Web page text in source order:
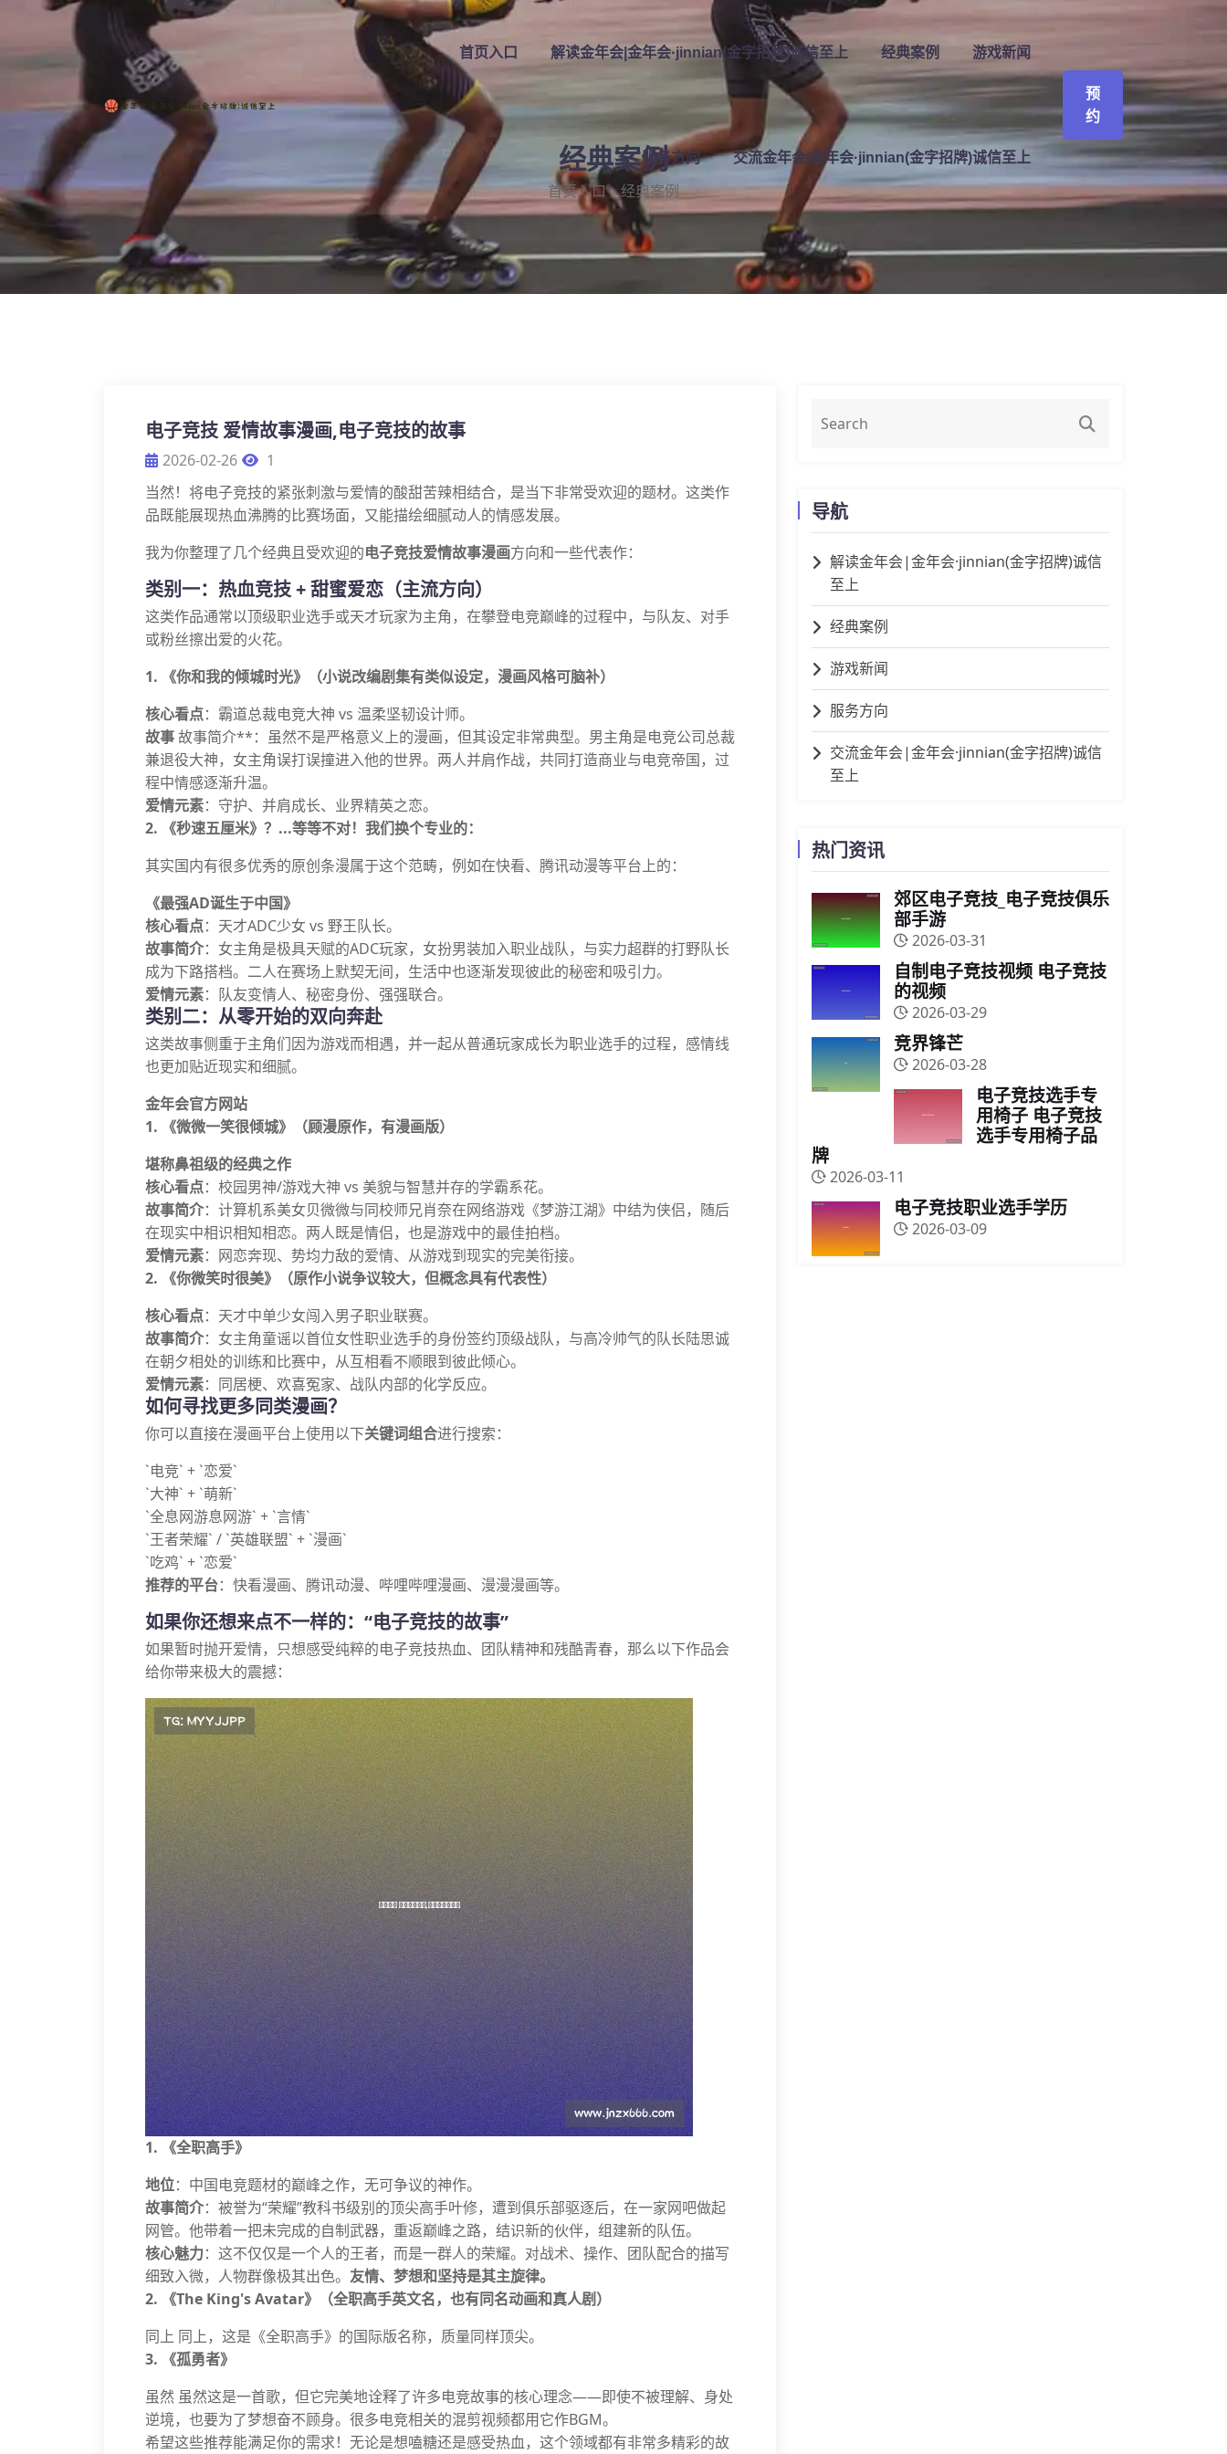
首页入口 解读金年会|金年会·jinnian(金字招牌)诚信至上 经典案例 游戏新闻
服务方向 交流金年会|金年会·jinnian(金字招牌)诚信至上
预
约
经典案例
首页入口 经典案例
电子竞技 爱情故事漫画,电子竞技的故事
2026-02-26
1
当然！将电子竞技的紧张刺激与爱情的酸甜苦辣相结合，是当下非常受欢迎的题材。这类作
品既能展现热血沸腾的比赛场面，又能描绘细腻动人的情感发展。
我为你整理了几个经典且受欢迎的电子竞技爱情故事漫画方向和一些代表作：
类别一：热血竞技 + 甜蜜爱恋（主流方向）
这类作品通常以顶级职业选手或天才玩家为主角，在攀登电竞巅峰的过程中，与队友、对手
或粉丝擦出爱的火花。
1. 《你和我的倾城时光》（小说改编剧集有类似设定，漫画风格可脑补）
核心看点：霸道总裁电竞大神 vs 温柔坚韧设计师。
故事故事简介**：虽然不是严格意义上的漫画，但其设定非常典型。男主角是电竞公司总裁
兼退役大神，女主角误打误撞进入他的世界。两人并肩作战，共同打造商业与电竞帝国，过
程中情感逐渐升温。
爱情元素：守护、并肩成长、业界精英之恋。
2. 《秒速五厘米》？...等等不对！我们换个专业的：
其实国内有很多优秀的原创条漫属于这个范畴，例如在快看、腾讯动漫等平台上的：
《最强AD诞生于中国》
核心看点：天才ADC少女 vs 野王队长。
故事简介：女主角是极具天赋的ADC玩家，女扮男装加入职业战队，与实力超群的打野队长
成为下路搭档。二人在赛场上默契无间，生活中也逐渐发现彼此的秘密和吸引力。
爱情元素：队友变情人、秘密身份、强强联合。
类别二：从零开始的双向奔赴
这类故事侧重于主角们因为游戏而相遇，并一起从普通玩家成长为职业选手的过程，感情线
也更加贴近现实和细腻。
金年会官方网站
1. 《微微一笑很倾城》（顾漫原作，有漫画版）
堪称鼻祖级的经典之作
核心看点：校园男神/游戏大神 vs 美貌与智慧并存的学霸系花。
故事简介：计算机系美女贝微微与同校师兄肖奈在网络游戏《梦游江湖》中结为侠侣，随后
在现实中相识相知相恋。两人既是情侣，也是游戏中的最佳拍档。
爱情元素：网恋奔现、势均力敌的爱情、从游戏到现实的完美衔接。
2. 《你微笑时很美》（原作小说争议较大，但概念具有代表性）
核心看点：天才中单少女闯入男子职业联赛。
故事简介：女主角童谣以首位女性职业选手的身份签约顶级战队，与高冷帅气的队长陆思诚
在朝夕相处的训练和比赛中，从互相看不顺眼到彼此倾心。
爱情元素：同居梗、欢喜冤家、战队内部的化学反应。
如何寻找更多同类漫画？
你可以直接在漫画平台上使用以下关键词组合进行搜索：
`电竞` + `恋爱`
`大神` + `萌新`
`全息网游息网游` + `言情`
`王者荣耀` / `英雄联盟` + `漫画`
`吃鸡` + `恋爱`
推荐的平台：快看漫画、腾讯动漫、哔哩哔哩漫画、漫漫漫画等。
如果你还想来点不一样的：“电子竞技的故事”
如果暂时抛开爱情，只想感受纯粹的电子竞技热血、团队精神和残酷青春，那么以下作品会
给你带来极大的震撼：
1. 《全职高手》
地位：中国电竞题材的巅峰之作，无可争议的神作。
故事简介：被誉为“荣耀”教科书级别的顶尖高手叶修，遭到俱乐部驱逐后，在一家网吧做起
网管。他带着一把未完成的自制武器，重返巅峰之路，结识新的伙伴，组建新的队伍。
核心魅力：这不仅仅是一个人的王者，而是一群人的荣耀。对战术、操作、团队配合的描写
细致入微，人物群像极其出色。 友情、梦想和坚持是其主旋律。
2. 《The King's Avatar》（全职高手英文名，也有同名动画和真人剧）
同上 同上，这是《全职高手》的国际版名称，质量同样顶尖。
3. 《孤勇者》
虽然 虽然这是一首歌，但它完美地诠释了许多电竞故事的核心理念——即使不被理解、身处
逆境，也要为了梦想奋不顾身。很多电竞相关的混剪视频都用它作BGM。
希望这些推荐能满足你的需求！无论是想嗑糖还是感受热血，这个领域都有非常多精彩的故
导航
解读金年会|金年会·jinnian(金字招牌)诚信
至上
经典案例
游戏新闻
服务方向
交流金年会|金年会·jinnian(金字招牌)诚信
至上
热门资讯
郊区电子竞技_电子竞技俱乐
部手游
2026-03-31
自制电子竞技视频 电子竞技
的视频
2026-03-29
竞界锋芒
2026-03-28
电子竞技选手专
用椅子 电子竞技
选手专用椅子品
牌
2026-03-11
电子竞技职业选手学历
2026-03-09